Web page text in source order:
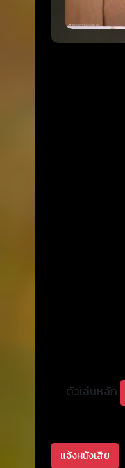
ตัวเล่นหลัก
แจ้งหนังเสีย